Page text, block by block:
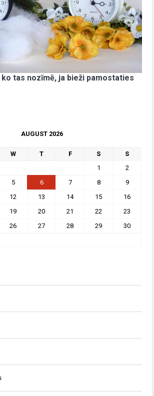
ko tas nozīmē, ja bieži pamostaties
AUGUST 2026
W T F S
S
1
2
5 6 7 8
9
12 13 14 15
16
19 20 21 22
23
26 27 28 29
30